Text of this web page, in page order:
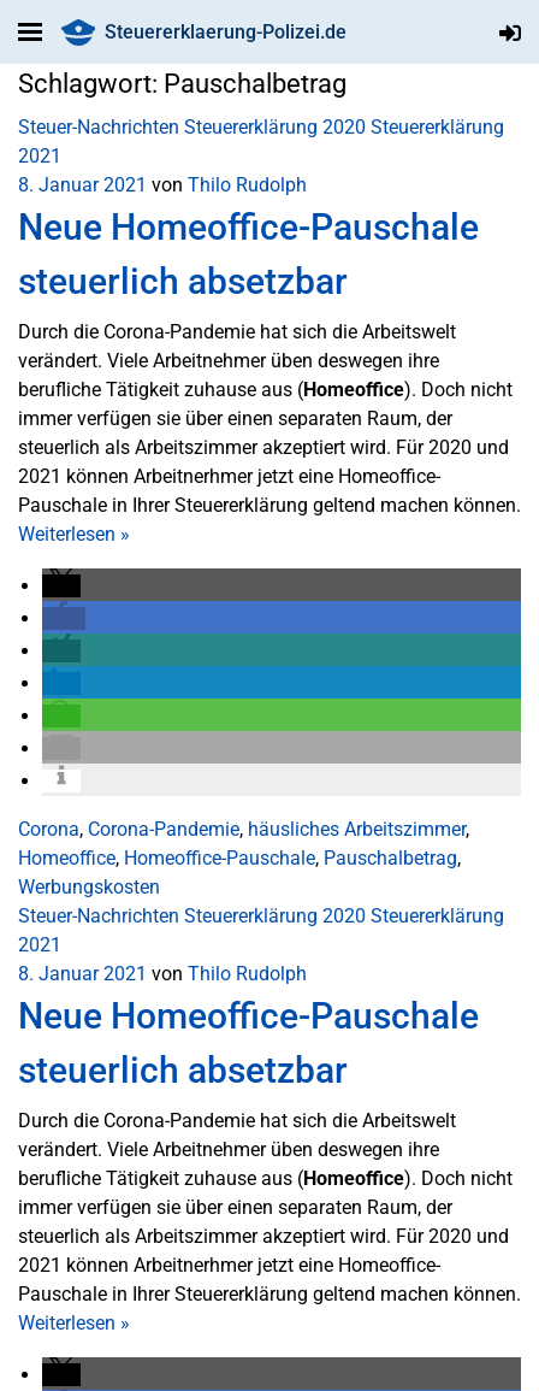
Steuererklaerung-Polizei.de
Schlagwort: Pauschalbetrag
Steuer-Nachrichten Steuererklärung 2020 Steuererklärung
2021
8. Januar 2021 von Thilo Rudolph
Neue Homeoffice-Pauschale
steuerlich absetzbar
Durch die Corona-Pandemie hat sich die Arbeitswelt
verändert. Viele Arbeitnehmer üben deswegen ihre
berufliche Tätigkeit zuhause aus (Homeoffice). Doch nicht
immer verfügen sie über einen separaten Raum, der
steuerlich als Arbeitszimmer akzeptiert wird. Für 2020 und
2021 können Arbeitnerhmer jetzt eine Homeoffice-
Pauschale in Ihrer Steuererklärung geltend machen können.
Weiterlesen »
Corona, Corona-Pandemie, häusliches Arbeitszimmer,
Homeoffice, Homeoffice-Pauschale, Pauschalbetrag,
Werbungskosten
Steuer-Nachrichten Steuererklärung 2020 Steuererklärung
2021
8. Januar 2021 von Thilo Rudolph
Neue Homeoffice-Pauschale
steuerlich absetzbar
Durch die Corona-Pandemie hat sich die Arbeitswelt
verändert. Viele Arbeitnehmer üben deswegen ihre
berufliche Tätigkeit zuhause aus (Homeoffice). Doch nicht
immer verfügen sie über einen separaten Raum, der
steuerlich als Arbeitszimmer akzeptiert wird. Für 2020 und
2021 können Arbeitnerhmer jetzt eine Homeoffice-
Pauschale in Ihrer Steuererklärung geltend machen können.
Weiterlesen »